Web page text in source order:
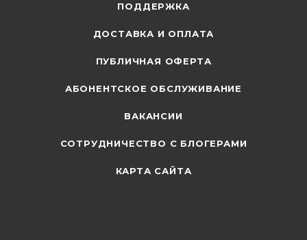
ПОДДЕРЖКА
ДОСТАВКА И ОПЛАТА
ПУБЛИЧНАЯ ОФЕРТА
АБОНЕНТСКОЕ ОБСЛУЖИВАНИЕ
ВАКАНСИИ
СОТРУДНИЧЕСТВО С БЛОГЕРАМИ
КАРТА САЙТА